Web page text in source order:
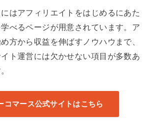
はアフィリエイトをはじめるにあた
べるページが用意されています。ア
方から収益を伸ばすノウハウまで、
ト運営には欠かせない項目が多数あ
コマース公式サイトはこちら